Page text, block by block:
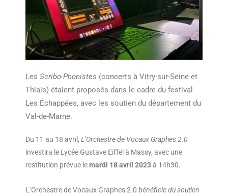
Les Scribo-Phonistes (concerts à Vitry-sur-Seine et
Thiais) étaient proposés dans le cadre du festival
Les Échappées, avec les soutien du département du
Val-de-Marne.
Du 11 au 18 avril, L’Orchestre de Vocaux Graphes 2.0
investira le Lycée Gustave Eiffel à Massy, avec une
restitution prévue lemardi 18 avril 2023à 14h30.
L’Orchestre de Vocaux Graphes 2.0 bénéficie du soutien